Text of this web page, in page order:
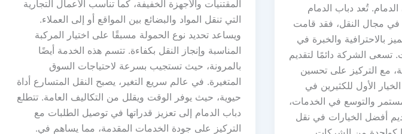
تُعد دباب الدمام
في مجال النقل، فقد قامت
بالاحترافية والخبرة في
تسعى الشركة دائمًا لتقديم
مع التركيز على تحسين
الأول للكثيرين في
والتوسع في الخدمات،
أفضل الخيارات في نقل
المقتنيات والأجهزة الخفيفة، كما تناسب الأعمال التجارية
التي تنقل المواد والبضائع بين المواقع أو إلى العملاء.
ويساعد تحديد نوع الحمولة مسبقًا على اختيار المركبة
المناسبة وإنجاز النقل بكفاءة. تتسم هذه الخدمة أيضًا
بالمرونة، حيث تستجيب بسرعة لاحتياجات السوق
المتغيرة. في عالم سريع التغير، يصبح النقل المتسارع أداة
حيوية، حيث يوفر الوقت ويقلل من التكاليف العامة. تتطلع
دباب الدمام إلى تعزيز قدراتها في توصيل الطلبات مع
التركيز على جودة الخدمات المقدمة، مما يساهم في.